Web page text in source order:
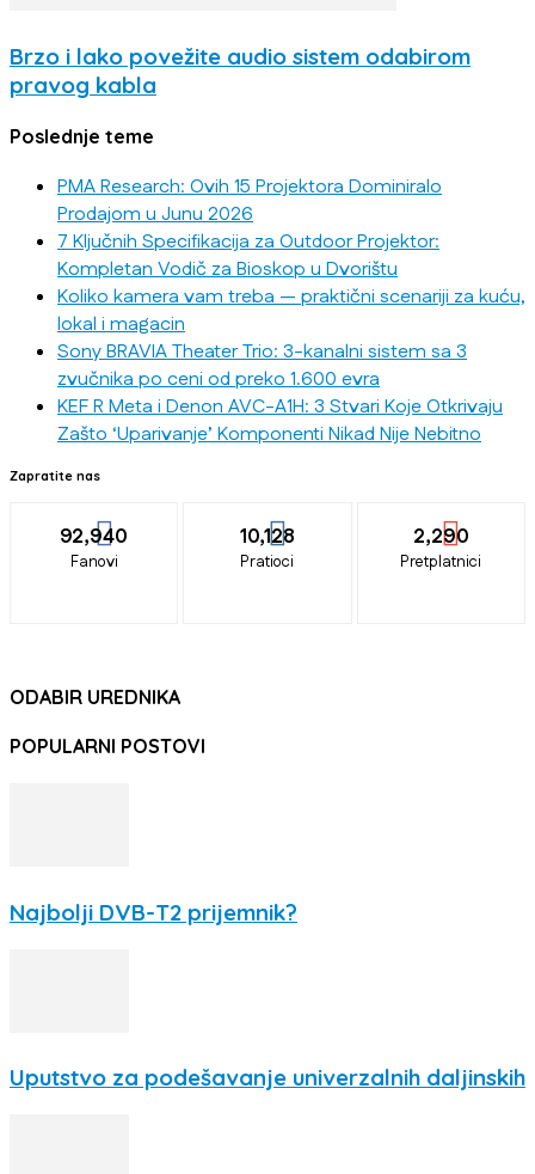
Brzo i lako povežite audio sistem odabirom
pravog kabla
Poslednje teme
PMA Research: Ovih 15 Projektora Dominiralo
Prodajom u Junu 2026
7 Ključnih Specifikacija za Outdoor Projektor:
Kompletan Vodič za Bioskop u Dvorištu
Koliko kamera vam treba — praktični scenariji za kuću,
lokal i magacin
Sony BRAVIA Theater Trio: 3-kanalni sistem sa 3
zvučnika po ceni od preko 1.600 evra
KEF R Meta i Denon AVC-A1H: 3 Stvari Koje Otkrivaju
Zašto ‘Uparivanje’ Komponenti Nikad Nije Nebitno
Zapratite nas
92,940
Fanovi
10,128
Pratioci
2,290
Pretplatnici
ODABIR UREDNIKA
POPULARNI POSTOVI
Najbolji DVB-T2 prijemnik?
Uputstvo za podešavanje univerzalnih daljinskih